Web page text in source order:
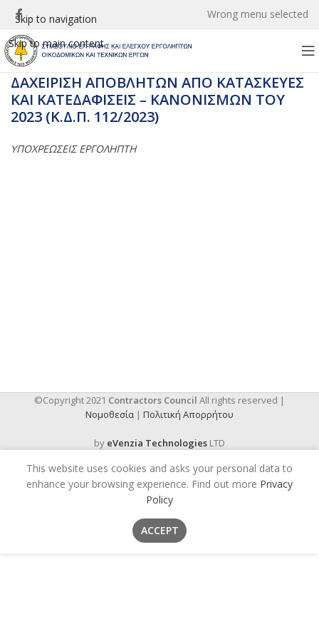
Skip to navigation
Skip to main content
Wrong menu selected
ΔΑΧΕΙΡΙΣΗ ΑΠΟΒΛΗΤΩΝ ΑΠΟ ΚΑΤΑΣΚΕΥΕΣ
ΚΑΙ ΚΑΤΕΔΑΦΙΣΕΙΣ – ΚΑΝΟΝΙΣΜΩΝ ΤΟΥ
2023 (Κ.Δ.Π. 112/2023)
ΥΠΟΧΡΕΩΣΕΙΣ ΕΡΓΟΛΗΠΤΗ
©Copyright 2021 Contractors Council All rights reserved |
Νομοθεσία | Πολιτική Απορρήτου
by eVenzia Technologies LTD
This website uses cookies and asks your personal data to
enhance your browsing experience. Find out more Privacy
Policy
ACCEPT